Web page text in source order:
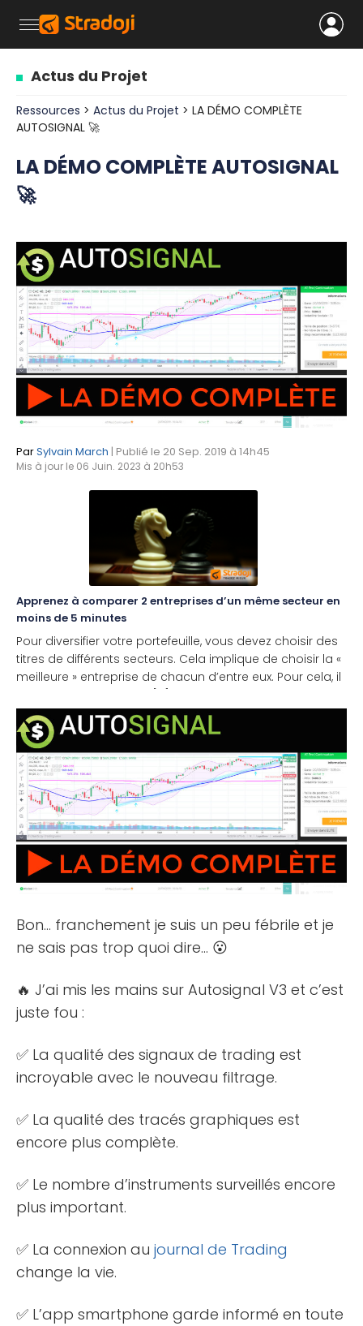
Actus du Projet
Ressources > Actus du Projet > LA DÉMO COMPLÈTE
AUTOSIGNAL 🚀
LA DÉMO COMPLÈTE AUTOSIGNAL
🚀
ParSylvain March | Publié le 20 Sep. 2019 à 14h45
Mis à jour le 06 Juin. 2023 à 20h53
Apprenez à comparer 2 entreprises d’un même secteur en
moins de 5 minutes
Pour diversifier votre portefeuille, vous devez choisir des
titres de différents secteurs. Cela implique de choisir la «
meilleure » entreprise de chacun d’entre eux. Pour cela, il
faut pouvoir comparer [...]
Bon… franchement je suis un peu fébrile et je
ne sais pas trop quoi dire… 😮
🔥 J’ai mis les mains sur Autosignal V3 et c’est
juste fou :
✅ La qualité des signaux de trading est
incroyable avec le nouveau filtrage.
✅ La qualité des tracés graphiques est
encore plus complète.
✅ Le nombre d’instruments surveillés encore
plus important.
✅ La connexion au journal de Trading
change la vie.
✅ L’app smartphone garde informé en toute